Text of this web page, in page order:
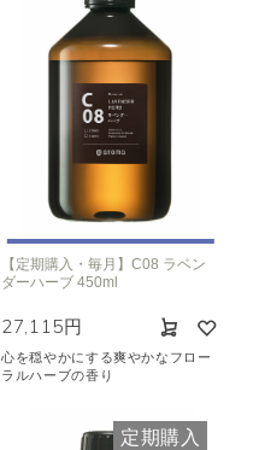
【定期購入・毎月】C08 ラベン
ダーハーブ 450ml
27,115円
心を穏やかにする爽やかなフロー
ラルハーブの香り
定期購入